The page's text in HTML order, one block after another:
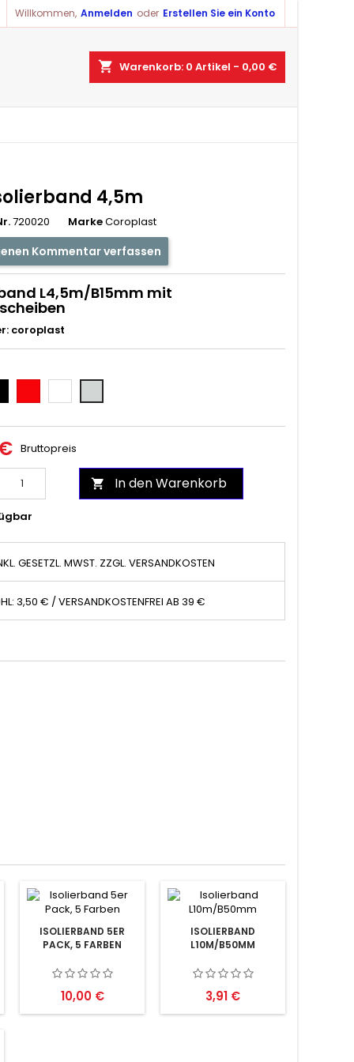
Willkommen, Anmelden oder Erstellen Sie ein Konto
shopping_cart Warenkorb: 0 Artikel - 0,00 €
4,5m
720020 MarkeCoroplast
Kommentar verfassen
L4,5m/B15mm mit
coroplast
Bruttopreis
 In den Warenkorb
GESETZL. MWST. ZZGL. VERSANDKOSTEN
3,50 € / VERSANDKOSTENFREI AB 39 €
ISOLIERBAND 5ER
PACK, 5 FARBEN
Preis
10,00 €
ISOLIERBAND
L10M/B50MM
Preis
3,91 €